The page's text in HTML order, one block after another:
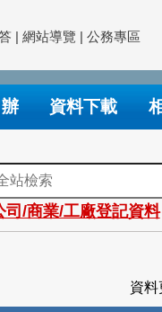
| 網站導覽 | 公務專區
資料下載
司/商業/工廠登記資料
資料